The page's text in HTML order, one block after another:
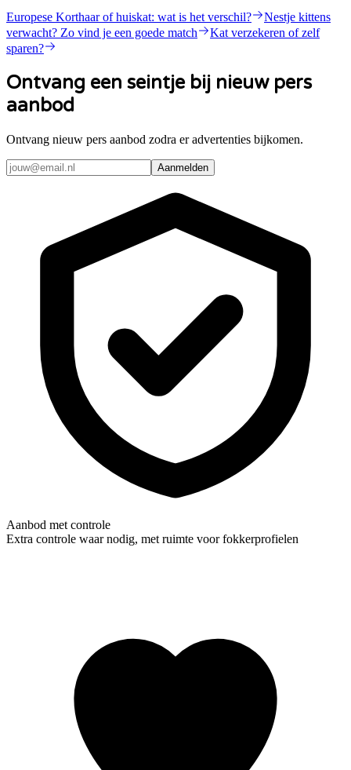
Europese Korthaar of huiskat: wat is het verschil?
Nestje kittens
verwacht? Zo vind je een goede match
Kat verzekeren of zelf
sparen?
Ontvang een seintje bij nieuw pers
aanbod
Ontvang nieuw pers aanbod zodra er advertenties bijkomen.
Aanmelden
Aanbod met controle
Extra controle waar nodig, met ruimte voor fokkerprofielen